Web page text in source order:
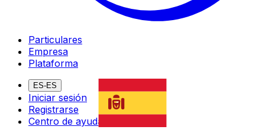
Particulares
Empresa
Plataforma
ES-ES
Iniciar sesión
Registrarse
Centro de ayuda